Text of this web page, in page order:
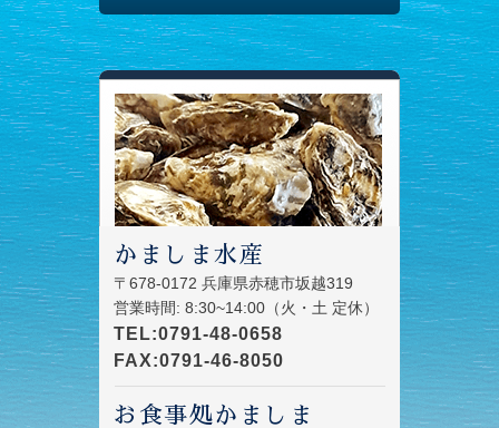
かましま水産
〒678-0172 兵庫県赤穂市坂越319
営業時間: 8:30~14:00（火・土 定休）
TEL:0791-48-0658
FAX:0791-46-8050
お食事処かましま